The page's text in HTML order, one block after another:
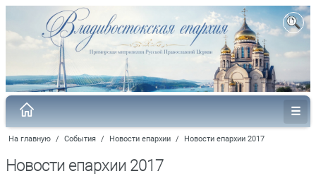
На главную / События / Новости епархии / Новости епархии 2017
Новости епархии 2017